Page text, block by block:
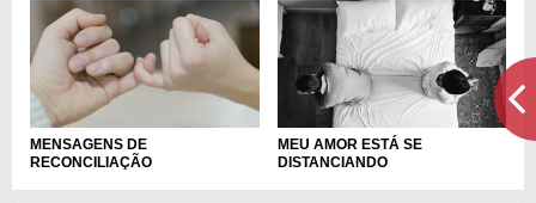
MENSAGENS DE
RECONCILIAÇÃO
MEU AMOR ESTÁ SE
DISTANCIANDO